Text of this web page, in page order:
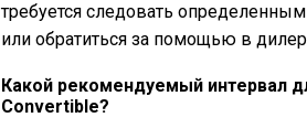
требуется следовать
или обратиться за помощью в
Какой рекомендуемый интервал
Convertible?